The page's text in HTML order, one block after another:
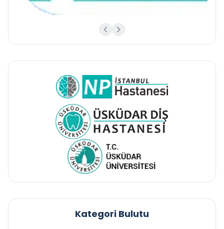
Kategori Bulutu